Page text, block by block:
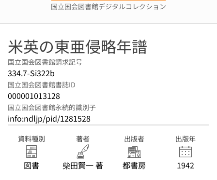
国立国会図書館デジタルコレクション
米英の東亜侵略年譜
国立国会図書館請求記号
334.7-Si322b
国立国会図書館書誌ID
000001013128
国立国会図書館永続的識別子
info:ndljp/pid/1281528
資料種別
図書
著者
柴田賢一 著
出版者
都書房
出版年
1942